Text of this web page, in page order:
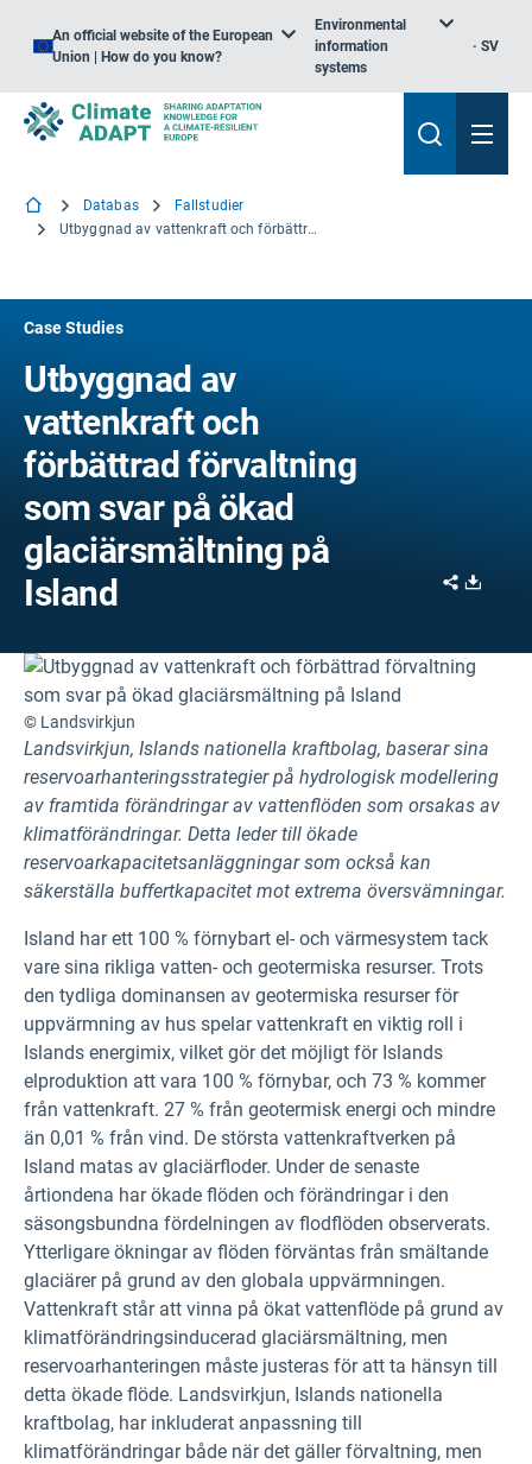
An official website of the European
Union | How do you know?
Environmental
information
systems
SV
Databas
Fallstudier
Utbyggnad av vattenkraft och förbättrad förvaltning som svar på ökad glaciärsmältning på Island
Case Studies
Utbyggnad av
vattenkraft och
förbättrad förvaltning
som svar på ökad
glaciärsmältning på
Island
Share
© Landsvirkjun
Landsvirkjun, Islands nationella kraftbolag, baserar sina
reservoarhanteringsstrategier på hydrologisk modellering
av framtida förändringar av vattenflöden som orsakas av
klimatförändringar. Detta leder till ökade
reservoarkapacitetsanläggningar som också kan
säkerställa buffertkapacitet mot extrema översvämningar.
Island har ett 100 % förnybart el- och värmesystem tack
vare sina rikliga vatten- och geotermiska resurser. Trots
den tydliga dominansen av geotermiska resurser för
uppvärmning av hus spelar vattenkraft en viktig roll i
Islands energimix, vilket gör det möjligt för Islands
elproduktion att vara 100 % förnybar, och 73 % kommer
från vattenkraft. 27 % från geotermisk energi och mindre
än 0,01 % från vind. De största vattenkraftverken på
Island matas av glaciärfloder. Under de senaste
årtiondena har ökade flöden och förändringar i den
säsongsbundna fördelningen av flodflöden observerats.
Ytterligare ökningar av flöden förväntas från smältande
glaciärer på grund av den globala uppvärmningen.
Vattenkraft står att vinna på ökat vattenflöde på grund av
klimatförändringsinducerad glaciärsmältning, men
reservoarhanteringen måste justeras för att ta hänsyn till
detta ökade flöde. Landsvirkjun, Islands nationella
kraftbolag, har inkluderat anpassning till
klimatförändringar både när det gäller förvaltning, men